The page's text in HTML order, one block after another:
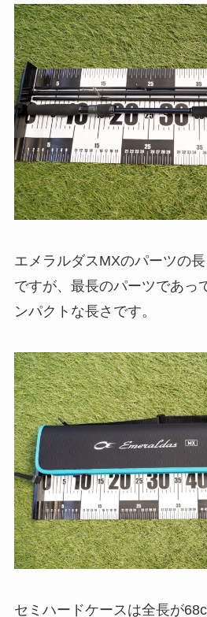
エメラルダスMXのパーツの
ですが、最長のパーツであっ
ンパクトな長さです。
セミハードケースは全長が